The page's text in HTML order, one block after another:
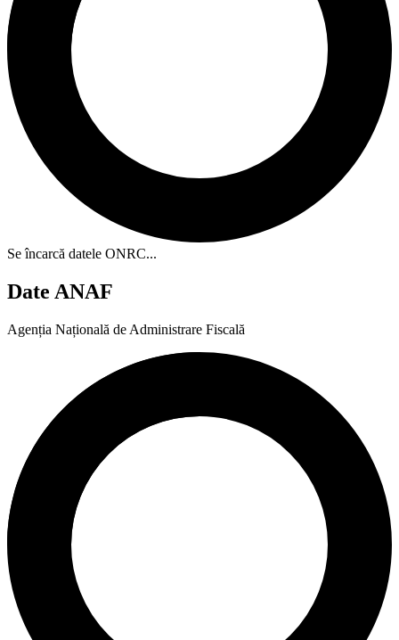
Se încarcă datele ONRC...
Date ANAF
Agenția Națională de Administrare Fiscală